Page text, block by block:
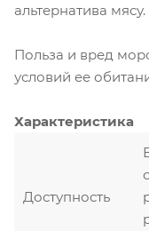
альтернатива мясу.
Польза и вред
условий ее
Характеристика
Доступность